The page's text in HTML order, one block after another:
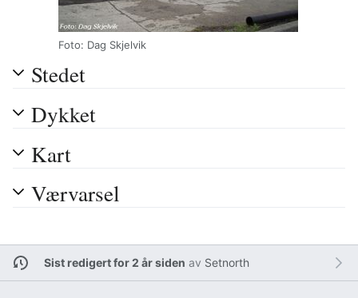
Foto: Dag Skjelvik
Stedet
Dykket
Kart
Værvarsel
Sist redigert for 2 år siden av Setnorth